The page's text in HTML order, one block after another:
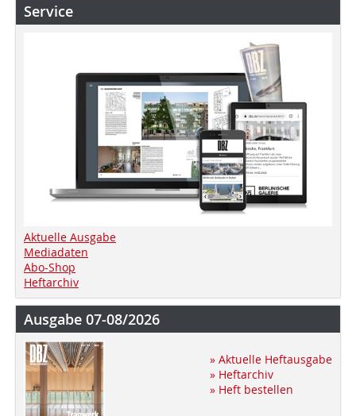
Service
Aktuelle Ausgabe
Mediadaten
Abo-Shop
Heftarchiv
Ausgabe 07-08/2026
» Aktuelle Heftausgabe
» Heftarchiv
» Heft bestellen